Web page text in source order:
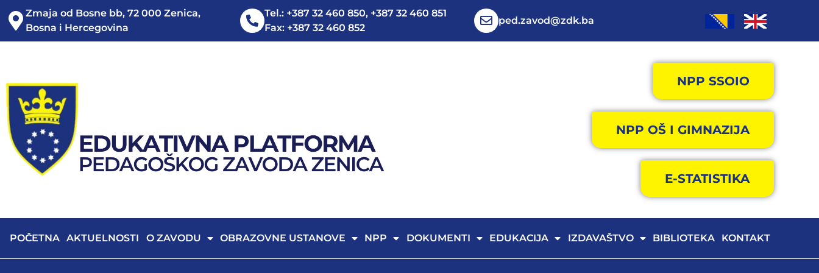
Zmaja od Bosne bb, 72 000 Zenica,
Bosna i Hercegovina
Tel.: +387 32 460 850, +387 32 460 851
Fax: +387 32 460 852
ped.zavod@zdk.ba
NPP SSOIO
NPP OŠ I GIMNAZIJA
E-STATISTIKA
POČETNA AKTUELNOSTI O ZAVODU OBRAZOVNE USTANOVE NPP DOKUMENTI EDUKACIJA IZDAVAŠTVO BIBLIOTEKA KONTAKT